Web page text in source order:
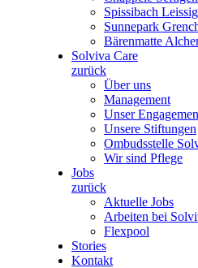
Spissibach
Sunnepark
Bärenmatte
Solviva Care
zurück
Über uns
Management
Unser
Unsere Stiftungen
Ombudsstelle
Wir sind Pflege
Jobs
zurück
Aktuelle Jobs
Arbeiten bei
Flexpool
Stories
Kontakt